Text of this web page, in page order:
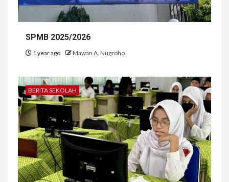
SPMB 2025/2026
1 year ago Mawan A. Nugroho
BERITA SEKOLAH